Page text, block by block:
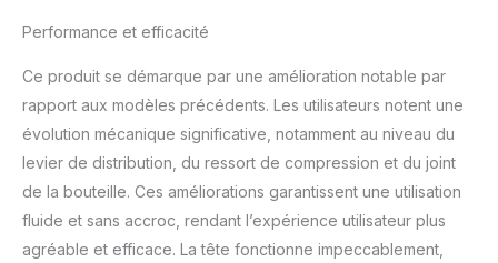
Performance et efficacité
Ce produit se démarque par une amélioration notable par
rapport aux modèles précédents. Les utilisateurs notent une
évolution mécanique significative, notamment au niveau du
levier de distribution, du ressort de compression et du joint
de la bouteille. Ces améliorations garantissent une utilisation
fluide et sans accroc, rendant l’expérience utilisateur plus
agréable et efficace. La tête fonctionne impeccablement,